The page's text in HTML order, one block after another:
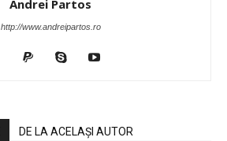
Andrei Partos
http://www.andreipartos.ro
DE LA ACELAȘI AUTOR